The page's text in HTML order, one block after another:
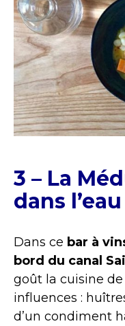
3 – La
dans
Dans ce bar à
bord du canal
goût la cuisine
influences :
d’un condiment